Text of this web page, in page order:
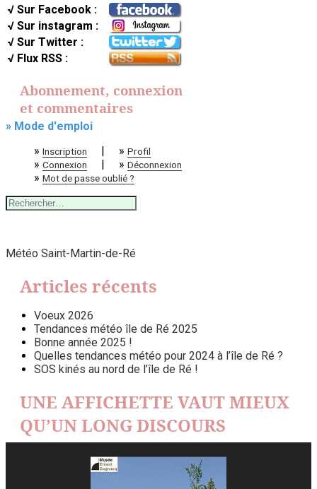
√ Sur Facebook :
√ Sur instagram :
√ Sur Twitter :
√ Flux RSS :
Abonnement, connexion
et commentaires
» Mode d'emploi
» Inscription | » Profil
» Connexion | » Déconnexion
» Mot de passe oublié ?
Rechercher :
Météo Saint-Martin-de-Ré
Articles récents
Voeux 2026
Tendances météo île de Ré 2025
Bonne année 2025 !
Quelles tendances météo pour 2024 à l’île de Ré ?
SOS kinés au nord de l’île de Ré !
UNE AFFICHETTE VAUT MIEUX
QU’UN LONG DISCOURS